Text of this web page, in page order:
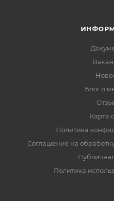
Блог о
Карта
Политика
Соглашение на
Политика